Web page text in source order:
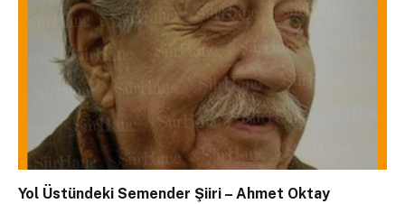
Yol Üstündeki Semender Şiiri – Ahmet Oktay